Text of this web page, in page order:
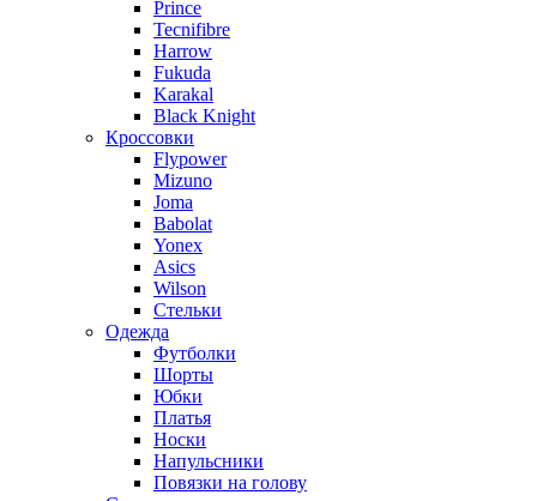
Prince
Tecnifibre
Harrow
Fukuda
Karakal
Black Knight
Кроссовки
Flypower
Mizuno
Joma
Babolat
Yonex
Asics
Wilson
Стельки
Одежда
Футболки
Шорты
Юбки
Платья
Носки
Напульсники
Повязки на голову